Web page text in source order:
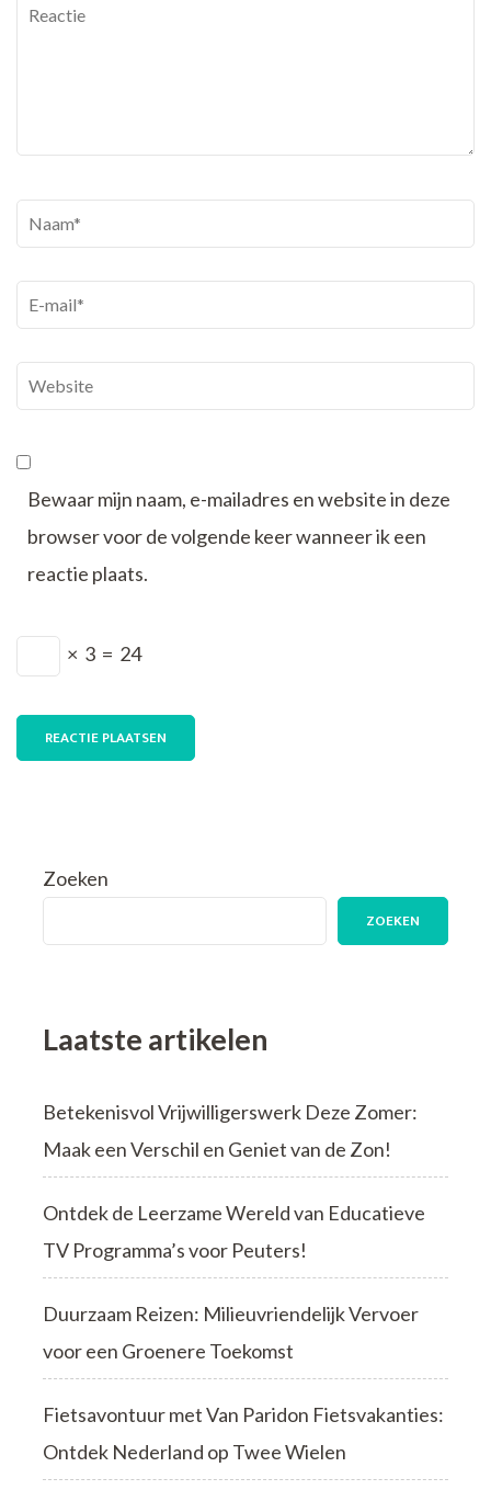
Reactie
Naam*
E-
mail*
Website
Bewaar mijn naam, e-mailadres en website in deze
browser voor de volgende keer wanneer ik een
reactie plaats.
× 3 = 24
Zoeken
ZOEKEN
Laatste artikelen
Betekenisvol Vrijwilligerswerk Deze Zomer:
Maak een Verschil en Geniet van de Zon!
Ontdek de Leerzame Wereld van Educatieve
TV Programma’s voor Peuters!
Duurzaam Reizen: Milieuvriendelijk Vervoer
voor een Groenere Toekomst
Fietsavontuur met Van Paridon Fietsvakanties:
Ontdek Nederland op Twee Wielen